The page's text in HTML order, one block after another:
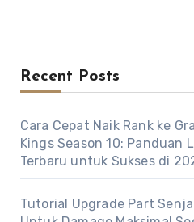
Recent Posts
Cara Cepat Naik Rank ke
Kings Season 10: Panduan
Terbaru untuk Sukses di
Tutorial Upgrade Part